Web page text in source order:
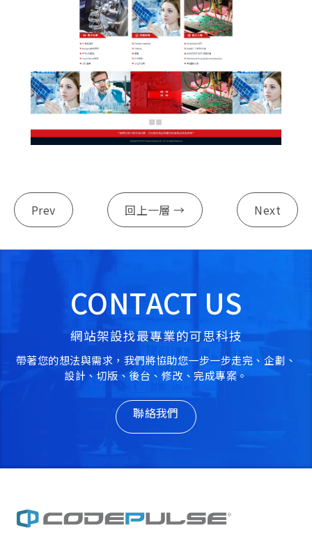
Prev 回上一層 → Next
CONTACT US
網站架設找最專業的可思科技
帶著您的想法與需求，我們將協助您一步一步走完、企劃、
設計、切版、後台、修改、完成專案。
聯絡我們